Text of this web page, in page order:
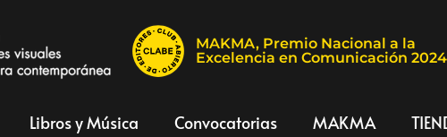
MAKMA, Premio Nacional a la
Excelencia en Comunicación 2024
Libros y Música Convocatorias MAKMA